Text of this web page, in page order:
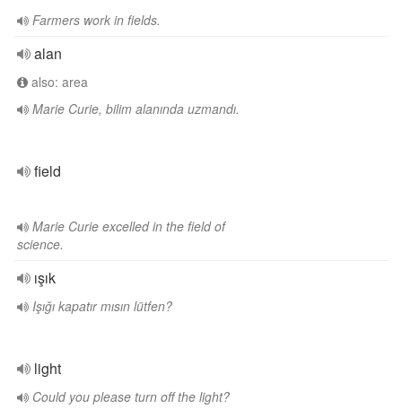
Farmers work in fields.
alan
also: area
Marie Curie, bilim alanında uzmandı.
field
Marie Curie excelled in the field of
science.
ışık
Işığı kapatır mısın lütfen?
light
Could you please turn off the light?